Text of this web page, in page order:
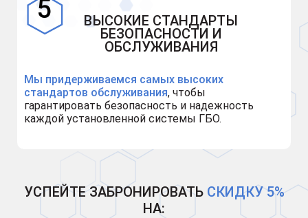
ВЫСОКИЕ СТАНДАРТЫ
БЕЗОПАСНОСТИ И
ОБСЛУЖИВАНИЯ
Мы придерживаемся самых высоких
стандартов обслуживания, чтобы
гарантировать безопасность и надежность
каждой установленной системы ГБО.
УСПЕЙТЕ ЗАБРОНИРОВАТЬ СКИДКУ 5%
НА: